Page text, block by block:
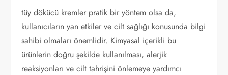
tüy dökücü kremler pratik bir yöntem olsa da,
kullanıcıların yan etkiler ve cilt sağlığı konusunda bilgi
sahibi olmaları önemlidir. Kimyasal içerikli bu
ürünlerin doğru şekilde kullanılması, alerjik
reaksiyonları ve cilt tahrişini önlemeye yardımcı